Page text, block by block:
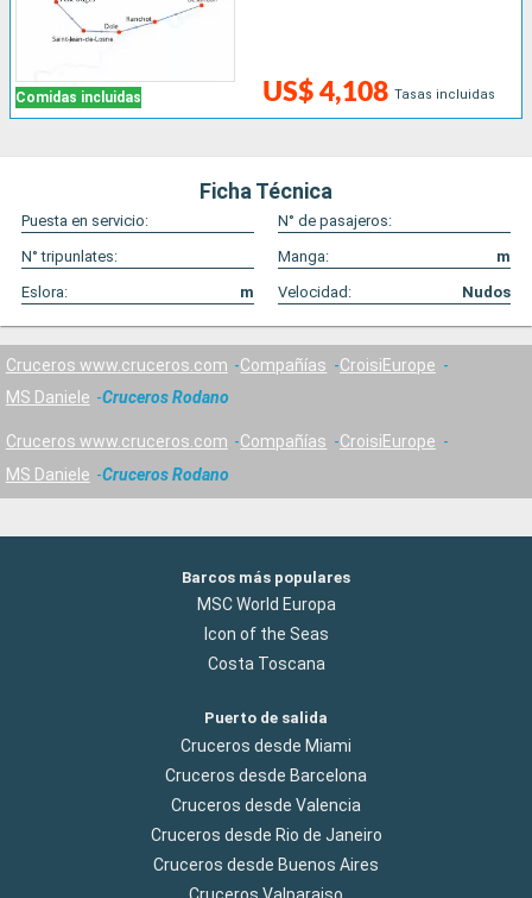
Comidas incluidas US$ 4,108 Tasas incluidas
Ficha Técnica
Puesta en servicio:
N° de pasajeros:
N° tripunlates:
Manga:
m
Eslora:
m Velocidad: Nudos
Cruceros www.cruceros.com Compañías
CroisiEurope
MS Daniele
Cruceros Rodano
Cruceros www.cruceros.com Compañías
CroisiEurope
MS Daniele
Cruceros Rodano
Barcos más populares
MSC World Europa
Icon of the Seas
Costa Toscana
Puerto de salida
Cruceros desde Miami
Cruceros desde Barcelona
Cruceros desde Valencia
Cruceros desde Rio de Janeiro
Cruceros desde Buenos Aires
Cruceros Valparaiso